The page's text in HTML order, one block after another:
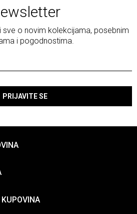
sve o novim kolekcijama, posebnim
i pogodnostima.
PRIJAVITE SE